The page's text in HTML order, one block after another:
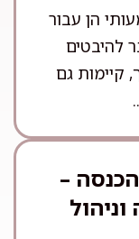
הן עבור
להיבטים
קיימות גם
הכנסה –